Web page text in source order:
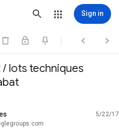
Sign in
  
lots techniques
5/22/17